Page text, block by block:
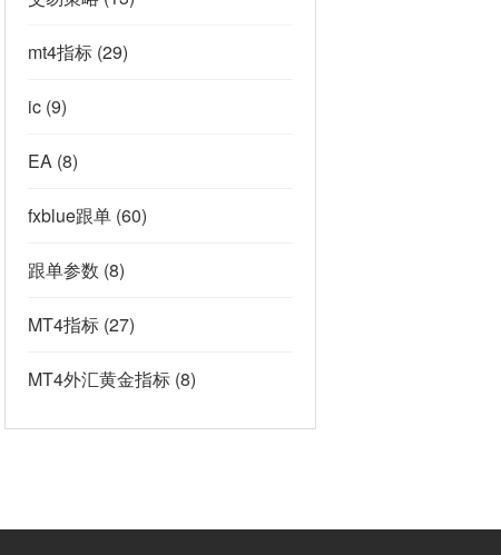
mt4指标(29)
ic(9)
EA(8)
fxblue跟单(60)
跟单参数 (8)
MT4指标(27)
MT4外汇黄金指标(8)